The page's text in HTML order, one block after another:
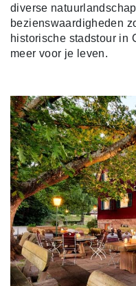
diverse
bezienswaardigheden
historische stadstour in
meer voor je leven.